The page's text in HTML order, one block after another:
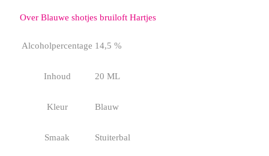
Over Blauwe shotjes bruiloft Hartjes
Alcoholpercentage 14,5 %
Inhoud 20 ML
Kleur Blauw
Smaak Stuiterbal